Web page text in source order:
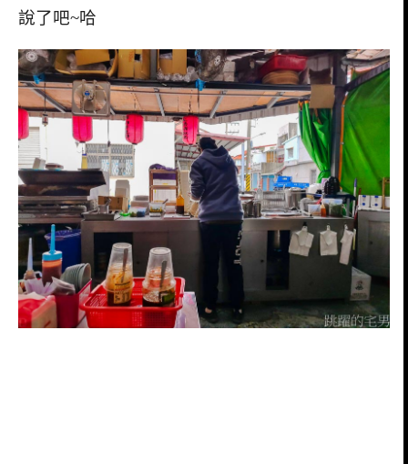
說了吧~哈